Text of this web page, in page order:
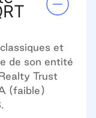
et
de son entité
Trust
(faible)